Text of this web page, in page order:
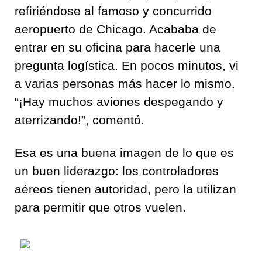
refiriéndose al famoso y concurrido
aeropuerto de Chicago. Acababa de
entrar en su oficina para hacerle una
pregunta logística. En pocos minutos, vi
a varias personas más hacer lo mismo.
“¡Hay muchos aviones despegando y
aterrizando!”, comentó.
Esa es una buena imagen de lo que es
un buen liderazgo: los controladores
aéreos tienen autoridad, pero la utilizan
para permitir que otros vuelen.